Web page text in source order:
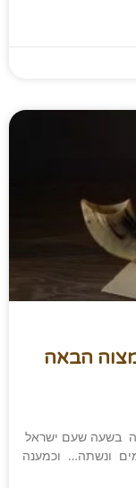
הבאה
בשעה שעם ישראל
ונשתה… וכמענה